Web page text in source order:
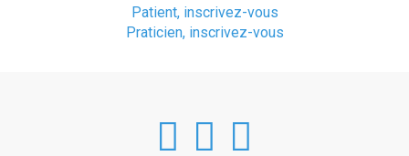
Patient, inscrivez-vous
Praticien, inscrivez-vous